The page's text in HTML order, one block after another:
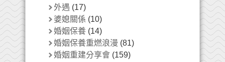
外遇 (17)
婆媳關係 (10)
婚姻保養 (14)
婚姻保養重燃浪漫 (81)
婚姻重建分享會 (159)